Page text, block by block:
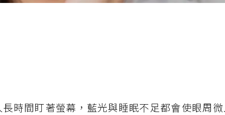
長時間盯著螢幕，藍光與睡眠不足都會使眼周